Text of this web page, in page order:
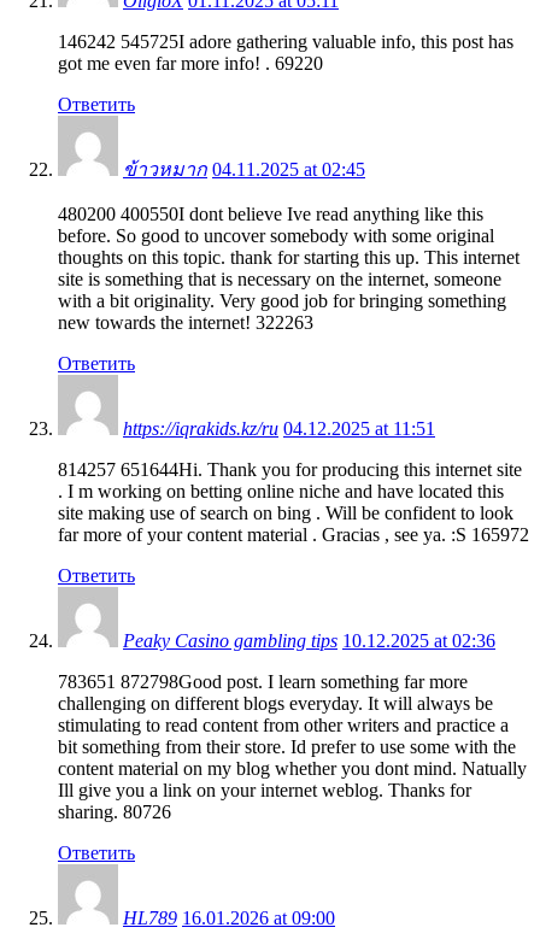
146242 545725I adore gathering valuable info, this post has
got me even far more info! . 69220
Ответить
ข้าวหมาก 04.11.2025 at 02:45
480200 400550I dont believe Ive read anything like this
before. So good to uncover somebody with some original
thoughts on this topic. thank for starting this up. This internet
site is something that is necessary on the internet, someone
with a bit originality. Very good job for bringing something
new towards the internet! 322263
Ответить
https://iqrakids.kz/ru 04.12.2025 at 11:51
814257 651644Hi. Thank you for producing this internet site
. I m working on betting online niche and have located this
site making use of search on bing . Will be confident to look
far more of your content material . Gracias , see ya. :S 165972
Ответить
Peaky Casino gambling tips 10.12.2025 at 02:36
783651 872798Good post. I learn something far more
challenging on different blogs everyday. It will always be
stimulating to read content from other writers and practice a
bit something from their store. Id prefer to use some with the
content material on my blog whether you dont mind. Natually
Ill give you a link on your internet weblog. Thanks for
sharing. 80726
Ответить
HL789 16.01.2026 at 09:00